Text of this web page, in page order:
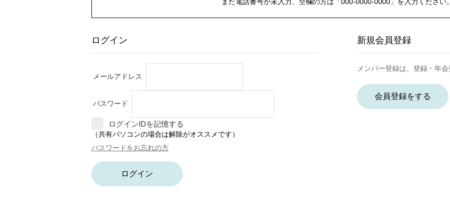
ログイン
メールアドレス
パスワード
ログインIDを記憶する
（共有パソコンの場合は解除がオススメです）
パスワードをお忘れの方
ログイン
新規会員登録
メンバー登録は、登録・年会
会員登録をする